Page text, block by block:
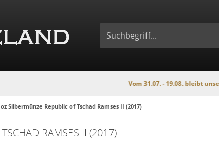
Vom 31.07. - 19.08. bleibt unser
Silbermünze Republic of Tschad Ramses II (2017)
RAMSES II (2017)